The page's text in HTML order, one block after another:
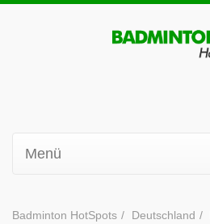
Menü
Badminton HotSpots Deutschland